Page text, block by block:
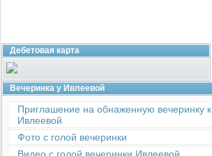
Дебетовая карта
Вечеринка у Ивлеевой
Приглашение на обнаженную вечеринку к
Ивлеевой
Фото с голой вечеринки